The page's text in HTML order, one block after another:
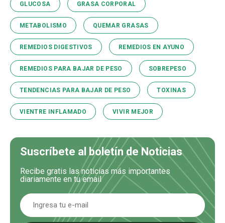
GLUCOSA GRASA CORPORAL
METABOLISMO QUEMAR GRASAS
REMEDIOS DIGESTIVOS REMEDIOS EN AYUNO
REMEDIOS PARA BAJAR DE PESO SOBREPESO
TENDENCIAS PARA BAJAR DE PESO TOXINAS
VIENTRE INFLAMADO VIVIR MEJOR
Suscríbete al boletín de Noticias
Recibe gratis las noticias más importantes
diariamente en tu email